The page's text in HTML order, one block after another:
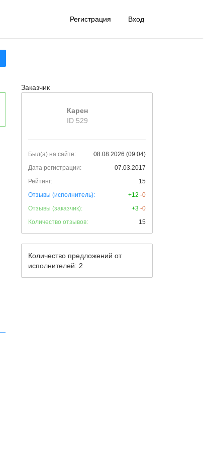
Регистрация Вход
Заказчик
Карен
ID 529
Был(а) на сайте:
08.08.2026 (09:04)
Дата регистрации:
07.03.2017
Рейтинг:
15
Отзывы (исполнитель):
+12 -0
Отзывы (заказчик):
+3 -0
Количество отзывов:
15
Количество предложений от
исполнителей: 2